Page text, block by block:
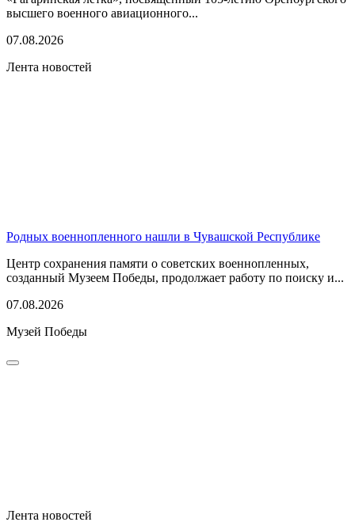
высшего военного авиационного...
07.08.2026
Лента новостей
Родных военнопленного нашли в Чувашской Республике
Центр сохранения памяти о советских военнопленных,
созданный Музеем Победы, продолжает работу по поиску и...
07.08.2026
Музей Победы
Лента новостей